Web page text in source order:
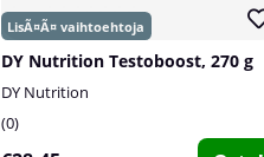
DY Nutrition Testoboost, 270 g
DY Nutrition
0